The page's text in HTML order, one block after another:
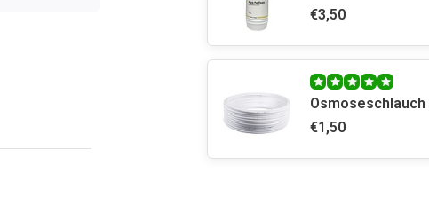
€3,50
Osmoseschlauch
€1,50